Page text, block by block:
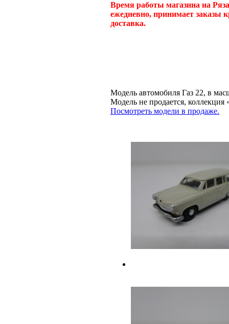
Время работы магазина на
ежедневно, принимает заказы
доставка.
Модель автомобиля Газ 22, в
Модель не продается,
Посмотреть модели в продаже.